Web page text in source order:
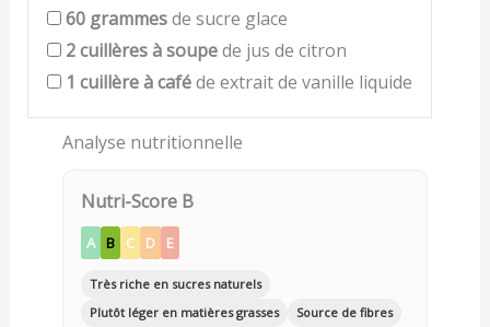
60 grammesde sucre glace
2cuillères à soupede jus de citron
1 cuillère à caféde extrait de vanille liquide
Analyse nutritionnelle
Nutri-Score B
A B C D E
Très riche en sucres naturels
Plutôt léger en matières grasses
Source de fibres